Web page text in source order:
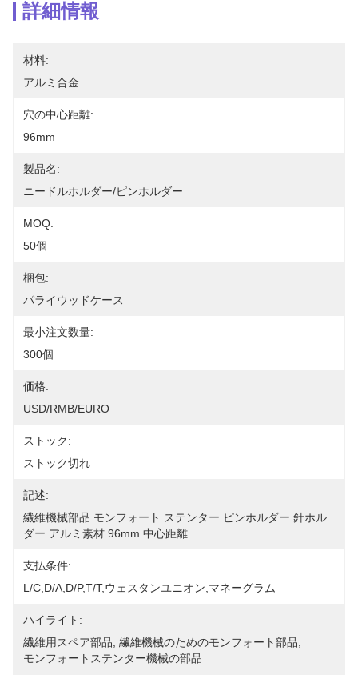
詳細情報
材料:
アルミ合金
穴の中心距離:
96mm
製品名:
ニードルホルダー/ピンホルダー
MOQ:
50個
梱包:
パライウッドケース
最小注文数量:
300個
価格:
USD/RMB/EURO
ストック:
ストック切れ
記述:
繊維機械部品 モンフォート ステンター ピンホルダー 針ホル
ダー アルミ素材 96mm 中心距離
支払条件:
L/C,D/A,D/P,T/T,ウェスタンユニオン,マネーグラム
ハイライト:
繊維用スペア部品 繊維機械のためのモンフォート部品
モンフォートステンター機械の部品